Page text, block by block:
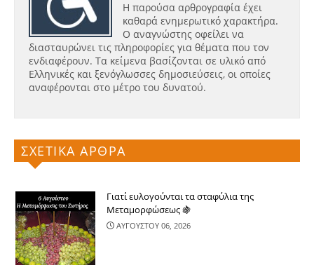
Η παρούσα αρθρογραφία έχει
καθαρά ενημερωτικό χαρακτήρα.
Ο αναγνώστης οφείλει να
διασταυρώνει τις πληροφορίες για θέματα που τον
ενδιαφέρουν. Τα κείμενα βασίζονται σε υλικό από
Ελληνικές και ξενόγλωσσες δημοσιεύσεις, οι οποίες
αναφέρονται στο μέτρο του δυνατού.
ΣΧΕΤΙΚΑ ΑΡΘΡΑ
Γιατί ευλογούνται τα σταφύλια της
Μεταμορφώσεως 🍇
ΑΥΓΟΥΣΤΟΥ 06, 2026